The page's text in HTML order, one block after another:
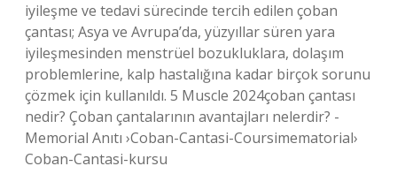
iyileşme ve tedavi sürecinde tercih edilen çoban
çantası; Asya ve Avrupa’da, yüzyıllar süren yara
iyileşmesinden menstrüel bozukluklara, dolaşım
problemlerine, kalp hastalığına kadar birçok sorunu
çözmek için kullanıldı. 5 Muscle 2024çoban çantası
nedir? Çoban çantalarının avantajları nelerdir? -
Memorial Anıtı ›Coban-Cantasi-Coursimematorial›
Coban-Cantasi-kursu